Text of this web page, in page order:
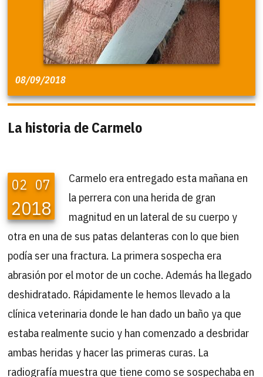
08/09/2018
La historia de Carmelo
02 07
2018
Carmelo era entregado esta mañana en
la perrera con una herida de gran
magnitud en un lateral de su cuerpo y
otra en una de sus patas delanteras con lo que bien
podía ser una fractura. La primera sospecha era
abrasión por el motor de un coche. Además ha llegado
deshidratado. Rápidamente le hemos llevado a la
clínica veterinaria donde le han dado un baño ya que
estaba realmente sucio y han comenzado a desbridar
ambas heridas y hacer las primeras curas. La
radiografía muestra que tiene como se sospechaba en